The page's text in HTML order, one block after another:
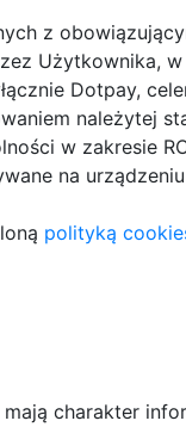
z
Użytkownika,
Dotpay,
należytej
w zakresie
na
polityką
charakter